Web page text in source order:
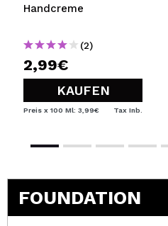
Handcreme
(2)
2,99€
KAUFEN
Preis x 100 Ml: 3,99€ Tax Inb.
FOUNDATION